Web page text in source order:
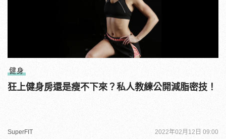
健身
狂上健身房還是瘦不下來？私人教練公開減脂密技！
SuperFIT 2022年02月12日 09:00